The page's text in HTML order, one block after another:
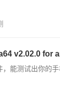
v2.02.0 for
能测试出你的